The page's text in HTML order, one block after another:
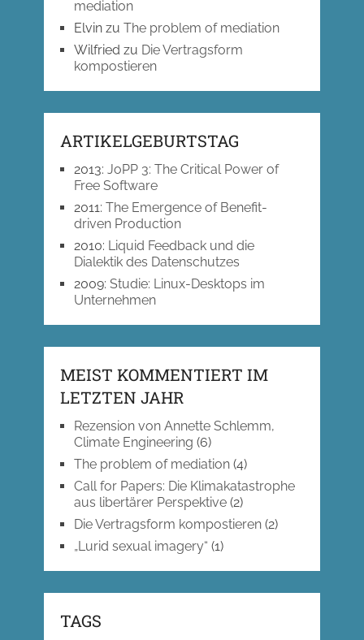
mediation
Elvinzu The problem of mediation
Wilfried zu Die Vertragsform
kompostieren
ARTIKELGEBURTSTAG
2013: JoPP 3: The Critical Power of
Free Software
2011: The Emergence of Benefit-
driven Production
2010: Liquid Feedback und die
Dialektik des Datenschutzes
2009: Studie: Linux-Desktops im
Unternehmen
MEIST KOMMENTIERT IM
LETZTEN JAHR
Rezension von Annette Schlemm,
Climate Engineering (6)
The problem of mediation(4)
Call for Papers: Die Klimakatastrophe
aus libertärer Perspektive(2)
Die Vertragsform kompostieren(2)
„Lurid sexual imagery“ (1)
TAGS